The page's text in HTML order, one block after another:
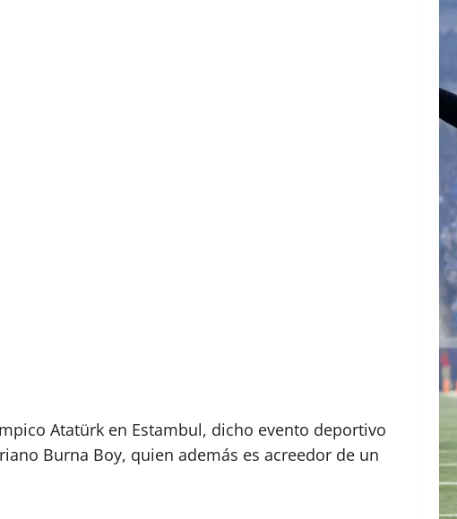
Atatürk en Estambul, dicho evento deportivo
Burna Boy, quien además es acreedor de un